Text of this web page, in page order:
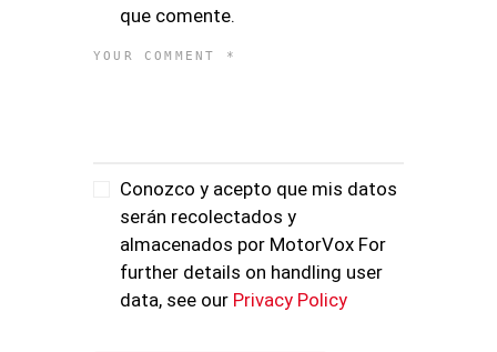
que comente.
Conozco y acepto que mis datos
serán recolectados y
almacenados por MotorVox For
further details on handling user
data, see our Privacy Policy